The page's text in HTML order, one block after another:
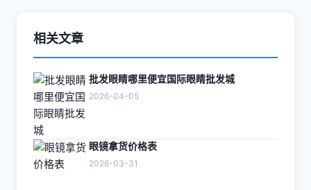
相关文章
批发眼睛哪里便宜国际眼睛批发城
2026-04-05
眼镜拿货价格表
2026-03-31